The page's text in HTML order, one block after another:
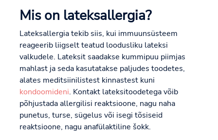
Mis on lateksallergia?
Lateksallergia tekib siis, kui immuunsüsteem
reageerib liigselt teatud loodusliku lateksi
valkudele. Lateksit saadakse kummipuu piimjas
mahlast ja seda kasutatakse paljudes toodetes,
alates meditsiinilistest kinnastest kuni
kondoomideni. Kontakt lateksitoodetega võib
põhjustada allergilisi reaktsioone, nagu naha
punetus, turse, sügelus või isegi tõsiseid
reaktsioone, nagu anafülaktiline šokk.